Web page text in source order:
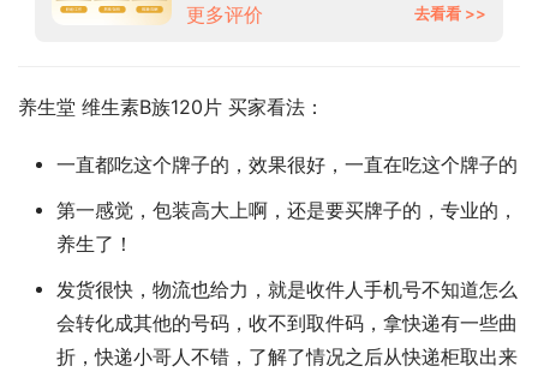
更多评价 去看看 >>
养生堂 维生素B族120片 买家看法：
一直都吃这个牌子的，效果很好，一直在吃这个牌子的
第一感觉，包装高大上啊，还是要买牌子的，专业的，
养生了！
发货很快，物流也给力，就是收件人手机号不知道怎么
会转化成其他的号码，收不到取件码，拿快递有一些曲
折，快递小哥人不错，了解了情况之后从快递柜取出来